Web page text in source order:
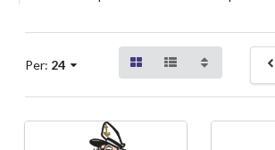
Per: 24